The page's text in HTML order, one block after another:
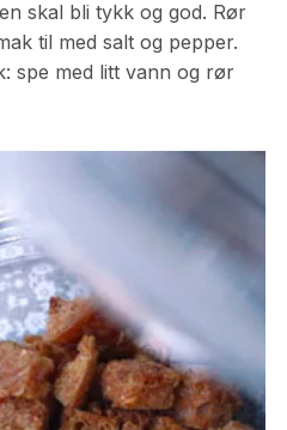
skal bli tykk og god. Rør
til med salt og pepper.
spe med litt vann og rør